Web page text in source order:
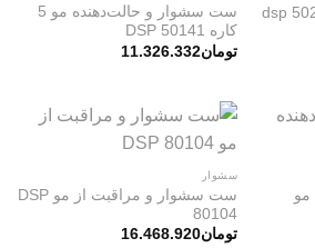
ست سشوار و حالت‌دهنده مو 5
کاره DSP 50141
تومان11.326.332
سشوار
ست سشوار و مراقبت از مو DSP
80104
تومان16.468.920